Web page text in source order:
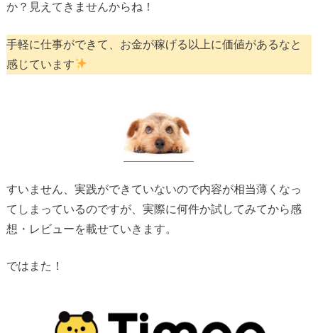
か？見えてきませんからね！
手軽に仕事ができて、お金が稼げる以上に価値があるなと
感じています
すいません、実践ができていないので内容が相当薄くなっ
てしまっているのですが、実際に何件か試してみてから感
想・レビューを載せていきます。
ではまた！